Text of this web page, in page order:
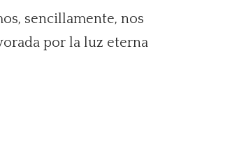
sencillamente, nos
por la luz eterna